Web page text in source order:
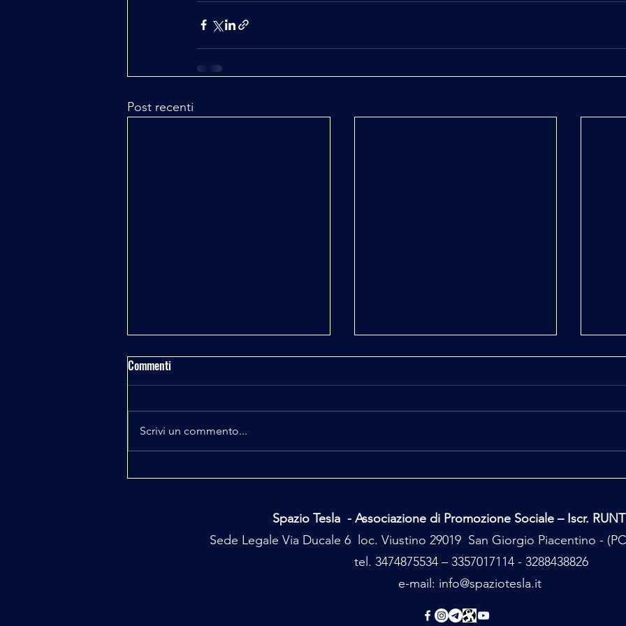
Post recenti
Fisica e Spiritualità
Commenti
Scrivi un commento...
Spazio Tesla - Associazione di Promozione Sociale – Iscr.
Sede Legale Via Ducale 6 loc. Viustino 29019 San Giorgio Piacentino -
tel. 3474875534 – 3357017114 - 3288438826
e-mail: info@spaziotesla.it